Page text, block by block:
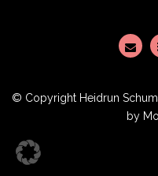
© Copyright Heidrun
by